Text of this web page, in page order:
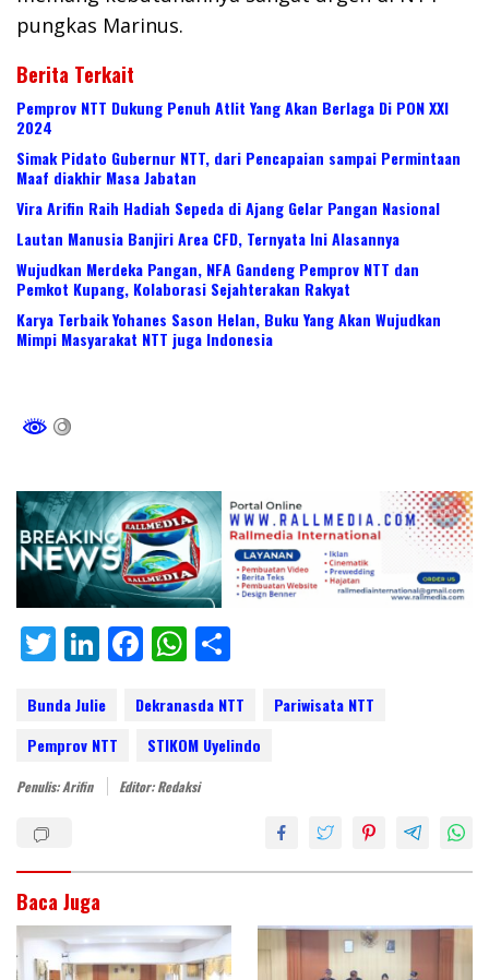
pungkas Marinus.
Berita Terkait
Pemprov NTT Dukung Penuh Atlit Yang Akan Berlaga Di PON XXI
2024
Simak Pidato Gubernur NTT, dari Pencapaian sampai Permintaan
Maaf diakhir Masa Jabatan
Vira Arifin Raih Hadiah Sepeda di Ajang Gelar Pangan Nasional
Lautan Manusia Banjiri Area CFD, Ternyata Ini Alasannya
Wujudkan Merdeka Pangan, NFA Gandeng Pemprov NTT dan
Pemkot Kupang, Kolaborasi Sejahterakan Rakyat
Karya Terbaik Yohanes Sason Helan, Buku Yang Akan Wujudkan
Mimpi Masyarakat NTT juga Indonesia
T
itt
er
Li
k
e
dI
F
e
b
o
W
at
s
A
ar
e
Bunda Julie Dekranasda NTT
Pariwisata NTT
Pemprov NTT
STIKOM Uyelindo
Penulis: Arifin Editor: Redaksi
Baca Juga